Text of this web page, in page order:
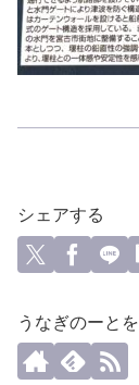
シェアする
うなぎのーと